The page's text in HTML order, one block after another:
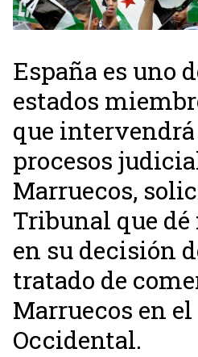
España es uno
estados
que
procesos
Marruecos,
Tribunal que
en su decisión
tratado de
Marruecos en el
Occidental.